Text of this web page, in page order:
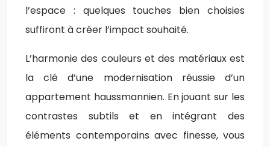
l’espace : quelques touches bien choisies
suffiront à créer l’impact souhaité.
L’harmonie des couleurs et des matériaux est
la clé d’une modernisation réussie d’un
appartement haussmannien. En jouant sur les
contrastes subtils et en intégrant des
éléments contemporains avec finesse, vous